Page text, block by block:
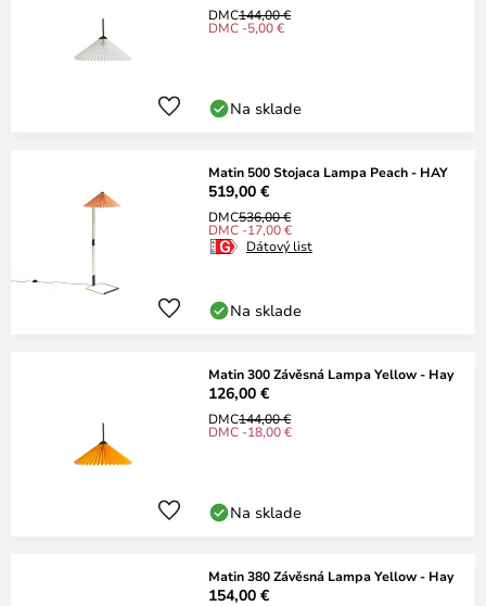
DMC144,00 €
DMC -5,00 €
Na sklade
Matin 500 Stojaca Lampa Peach - HAY
519,00 €
DMC536,00 €
DMC -17,00 €
Dátový list
Na sklade
Matin 300 Závěsná Lampa Yellow - Hay
126,00 €
DMC144,00 €
DMC -18,00 €
Na sklade
Matin 380 Závěsná Lampa Yellow - Hay
154,00 €